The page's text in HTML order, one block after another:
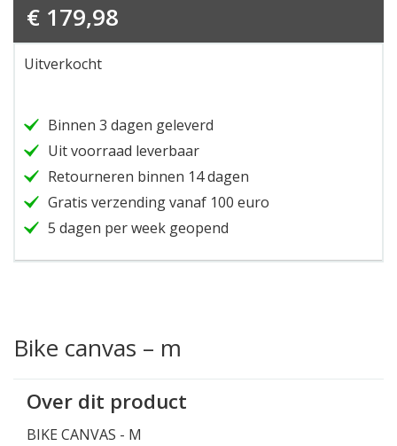
Bike canvas – m
Over dit product
BIKE CANVAS - M
€ 179,98
Uitverkocht
Binnen 3 dagen geleverd
Uit voorraad leverbaar
Retourneren binnen 14 dagen
Gratis verzending vanaf 100 euro
5 dagen per week geopend